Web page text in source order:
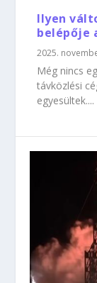
Ilyen
belépője
2025.
Még nincs
távközlési
egyesültek....